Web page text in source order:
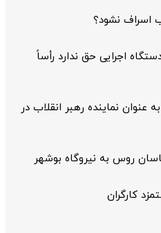
اسراف نشود؟
اجرایی حق ندارد رأساً
نماینده رهبر انقلاب در
روس به نیروگاه بوشهر
کارگران